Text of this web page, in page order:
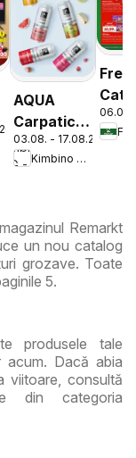
AQUA
Carpatica
Flavours
03.08. - 17.08.2026
Kimbino MG - RO
06.08.
Remarkt
un nou catalog
grozave. Toate
5.
produsele tale
Dacă abia
viitoare, consultă
din categoria